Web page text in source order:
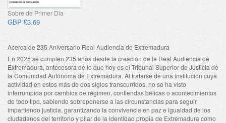
Sobre de Primer Dia
GBP £3.69
Acerca de 235 Aniversario Real Audiencia de Extremadura
En 2025 se cumplen 235 años desde la creación de la Real Audiencia de
Extremadura, antecesora de lo que hoy es el Tribunal Superior de Justicia de
la Comunidad Autónoma de Extremadura. Al tratarse de una institución cuya
actividad en estos más de dos siglos transcurridos, no se ha visto
interrumpida por cambios de régimen, contiendas bélicas o acontecimientos
de todo tipo, sabiendo sobreponerse a las circunstancias para seguir
impartiendo justicia, garantizando la convivencia en paz e igualdad de los
ciudadanos del territorio y pilar de la identidad propia de Extremadura como